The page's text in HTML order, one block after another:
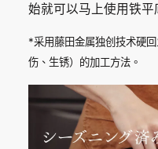
始就可以马上使用铁平
*采用藤田金属独创技术硬
伤、生锈）的加工方法。